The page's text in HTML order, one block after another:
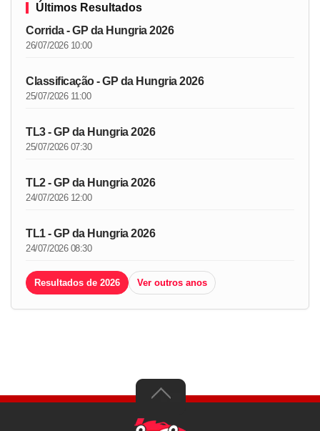
Últimos Resultados
Corrida - GP da Hungria 2026
26/07/2026 10:00
Classificação - GP da Hungria 2026
25/07/2026 11:00
TL3 - GP da Hungria 2026
25/07/2026 07:30
TL2 - GP da Hungria 2026
24/07/2026 12:00
TL1 - GP da Hungria 2026
24/07/2026 08:30
Resultados de 2026 Ver outros anos